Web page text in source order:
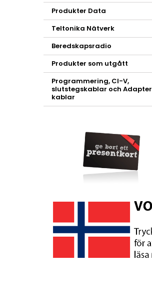
Produkter Data
Teltonika Nätverk
Beredskapsradio
Produkter som utgått
Programmering, CI-V,
slutstegskablar och Adapter
kablar